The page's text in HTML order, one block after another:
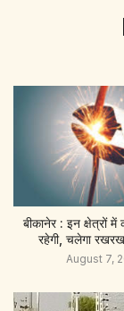
बीकानेर : इन क्षेत्रों
रहेगी, चलेगा
August 7,